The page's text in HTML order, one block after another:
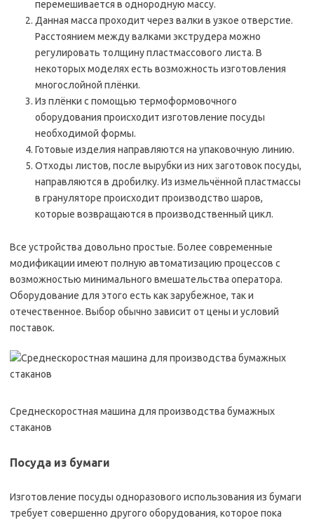
перемешивается в однородную массу.
Данная масса проходит через валки в узкое отверстие.
Расстоянием между валками экструдера можно
регулировать толщину пластмассового листа. В
некоторых моделях есть возможность изготовления
многослойной плёнки.
Из плёнки с помощью термоформовочного
оборудования происходит изготовление посуды
необходимой формы.
Готовые изделия направляются на упаковочную линию.
Отходы листов, после вырубки из них заготовок посуды,
направляются в дробилку. Из измельчённой пластмассы
в грануляторе происходит производство шаров,
которые возвращаются в производственный цикл.
Все устройства довольно простые. Более современные
модификации имеют полную автоматизацию процессов с
возможностью минимального вмешательства оператора.
Оборудование для этого есть как зарубежное, так и
отечественное. Выбор обычно зависит от цены и условий
поставок.
Среднескоростная машина для производства бумажных
стаканов
Посуда из бумаги
Изготовление посуды одноразового использования из бумаги
требует совершенно другого оборудования, которое пока